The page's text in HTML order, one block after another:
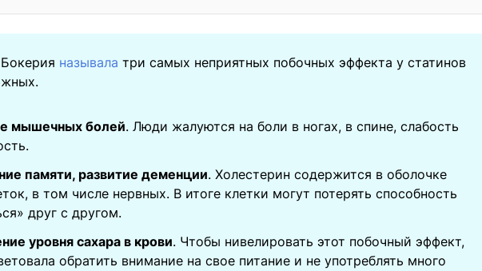
называла три самых неприятных побочных эффекта у статинов
мышечных болей. Люди жалуются на боли в ногах, в спине, слабость
памяти, развитие деменции. Холестерин содержится в оболочке
в том числе нервных. В итоге клетки могут потерять способность
друг с другом.
уровня сахара в крови. Чтобы нивелировать этот побочный эффект,
обратить внимание на свое питание и не употреблять много